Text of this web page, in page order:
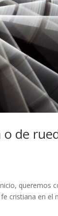
de
queremos
cristiana en